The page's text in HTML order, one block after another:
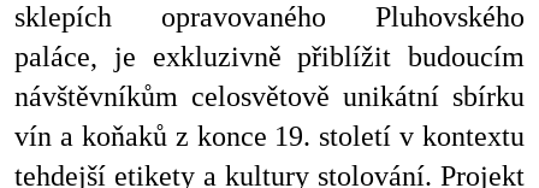
sklepích opravovaného Pluhovského
paláce, je exkluzivně přiblížit budoucím
návštěvníkům celosvětově unikátní sbírku
vín a koňaků z konce 19. století v kontextu
tehdejší etikety a kultury stolování. Projekt